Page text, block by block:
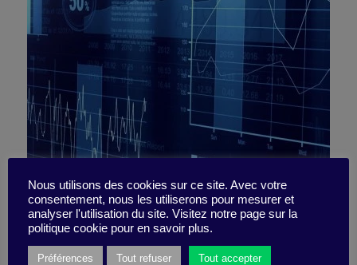
Bitvore : l’IA qui permet
d’expliquer ses résultats
Nous utilisons des cookies sur ce site. Avec votre
consentement, nous les utiliserons pour mesurer et
analyser l'utilisation du site. Visitez notre page sur la
politique cookie pour en savoir plus.
Préférences Tout refuser Tout accepter